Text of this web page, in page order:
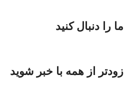
ما را دنبال کنید
زودتر از همه با خبر شوید